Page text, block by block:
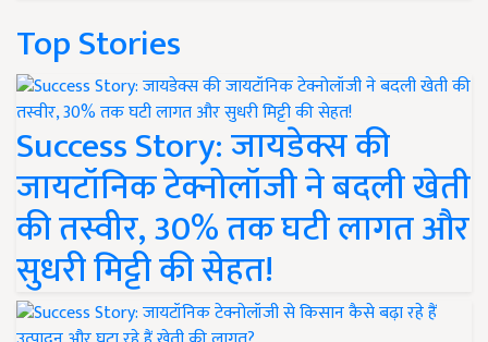
Top Stories
Success Story: जायडेक्स की
जायटॉनिक टेक्नोलॉजी ने बदली खेती
की तस्वीर, 30% तक घटी लागत और
सुधरी मिट्टी की सेहत!